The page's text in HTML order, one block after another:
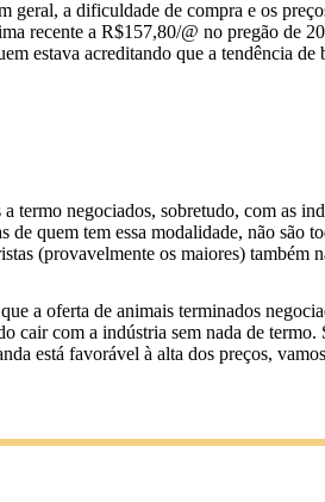
geral, a dificuldade de compra e os
recente a R$157,80/@ no pregão de
estava acreditando que a tendência de
negociados, sobretudo, com as
quem tem essa modalidade, não são
(provavelmente os maiores) também
a oferta de animais terminados
cair com a indústria sem nada de
está favorável à alta dos preços,